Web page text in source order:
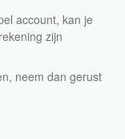
account, kan je
zijn
neem dan gerust